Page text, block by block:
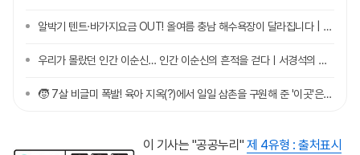
알박기 텐트·바가지요금 OUT! 올여름 충남 해수욕장이 달라집니다 | 플라스Talk 7월 1차
우리가 몰랐던 인간 이순신… 인간 이순신의 흔적을 걷다ㅣ서경석의 충남 사뿐史뿐 6화
🧒 7살 비글미 폭발! 육아 지옥(?)에서 일일 삼촌을 구원해 준 '이곳'은?🍯ㅣ충심 8화
이 기사는 "공공누리"제 4유형 : 출처표시